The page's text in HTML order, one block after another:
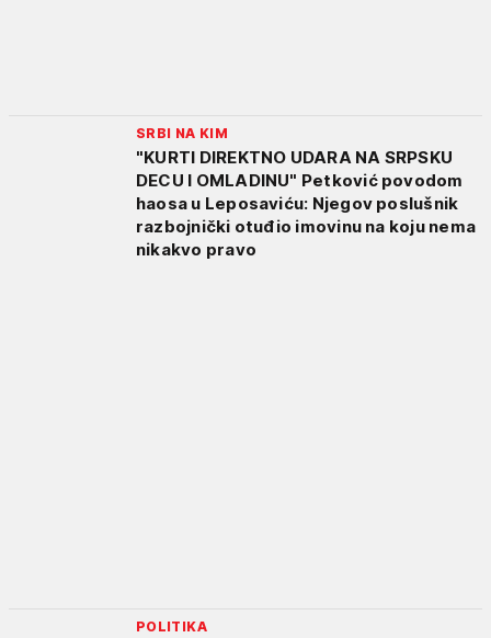
SRBI NA KIM
"KURTI DIREKTNO UDARA NA SRPSKU
DECU I OMLADINU" Petković povodom
haosa u Leposaviću: Njegov poslušnik
razbojnički otuđio imovinu na koju nema
nikakvo pravo
POLITIKA